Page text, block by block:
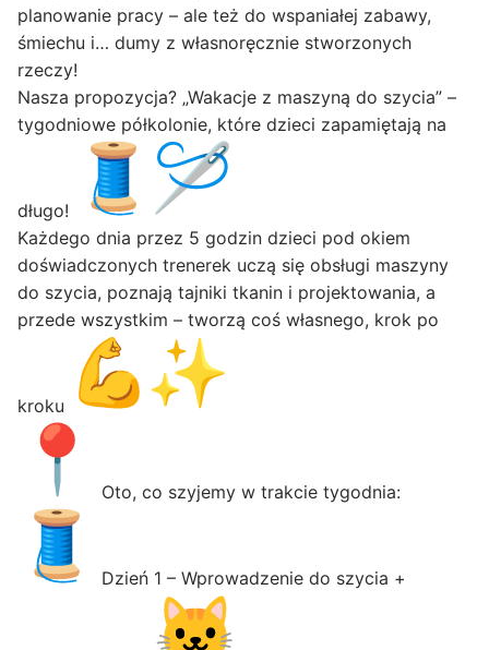
planowanie pracy – ale też do wspaniałej zabawy,
śmiechu i… dumy z własnoręcznie stworzonych
rzeczy!
Nasza propozycja? „Wakacje z maszyną do szycia” –
tygodniowe półkolonie, które dzieci zapamiętają na
długo!
Każdego dnia przez 5 godzin dzieci pod okiem
doświadczonych trenerek uczą się obsługi maszyny
do szycia, poznają tajniki tkanin i projektowania, a
przede wszystkim – tworzą coś własnego, krok po
kroku
Oto, co szyjemy w trakcie tygodnia:
Dzień 1 – Wprowadzenie do szycia +